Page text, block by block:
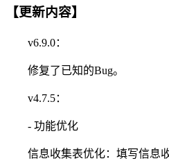
【更新内容】
v6.9.0：
修复了已知的Bug。
v4.7.5：
- 功能优化
信息收集表优化：填写信息收